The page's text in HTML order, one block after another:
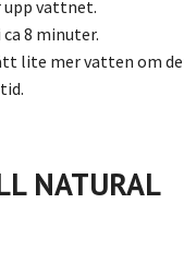
upp vattnet.
8 minuter.
lite mer vatten om
NATURAL